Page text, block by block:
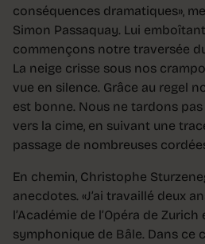
conséquences dramatiques»,
Simon Passaquay. Lui
commençons notre traversée
La neige crisse sous nos
vue en silence. Grâce au regel
est bonne. Nous ne tardons
vers la cime, en suivant une
passage de nombreuses
En chemin, Christophe
anecdotes. «J’ai travaillé deux
l’Académie de l’Opéra de
symphonique de Bâle. Dans ce